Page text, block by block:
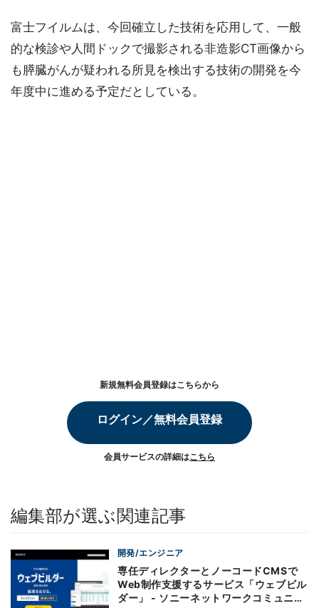
富士フイルムは、今回確立した技術を応用して、一般
的な検診や人間ドックで撮影される非造影CT画像から
も膵臓がんが疑われる所見を検出する技術の開発を今
年度中に進める予定だとしている。
新規無料会員登録はこちらから
ログイン／無料会員登録
会員サービスの詳細はこちら
編集部が選ぶ関連記事
開発/エンジニア
専任ディレクターとノーコードCMSで
Web制作支援するサービス「ウェブビル
ダー」 - ソニーネットワークコミュニケ